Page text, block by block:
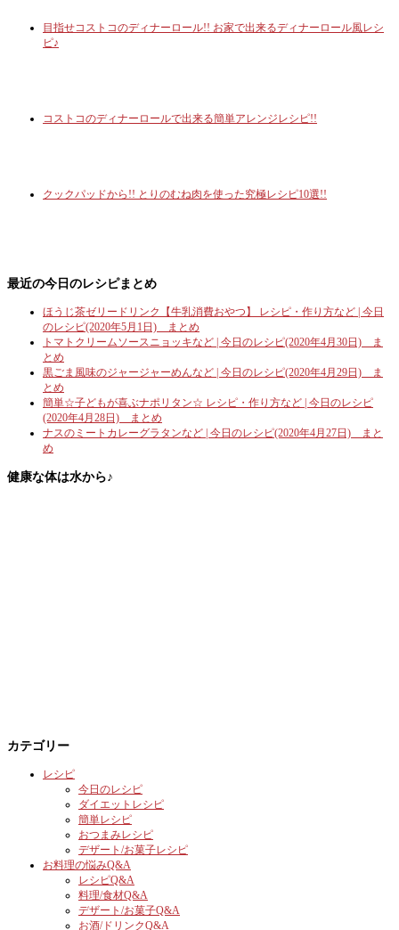
目指せコストコのディナーロール!! お家で出来るディナーロール風レシ
ピ♪
コストコのディナーロールで出来る簡単アレンジレシピ!!
クックパッドから!! とりのむね肉を使った究極レシピ10選!!
最近の今日のレシピまとめ
ほうじ茶ゼリードリンク【牛乳消費おやつ】 レシピ・作り方など | 今日
のレシピ(2020年5月1日) まとめ
トマトクリームソースニョッキなど | 今日のレシピ(2020年4月30日) ま
とめ
黒ごま風味のジャージャーめんなど | 今日のレシピ(2020年4月29日) ま
とめ
簡単☆子どもが喜ぶナポリタン☆ レシピ・作り方など | 今日のレシピ
(2020年4月28日) まとめ
ナスのミートカレーグラタンなど | 今日のレシピ(2020年4月27日) まと
め
健康な体は水から♪
カテゴリー
レシピ
今日のレシピ
ダイエットレシピ
簡単レシピ
おつまみレシピ
デザート/お菓子レシピ
お料理の悩みQ&A
レシピQ&A
料理/食材Q&A
デザート/お菓子Q&A
お酒/ドリンクQ&A